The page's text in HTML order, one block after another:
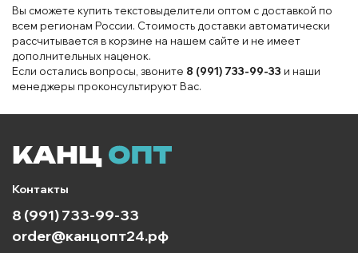
Вы сможете купить текстовыделители оптом с доставкой по
всем регионам России. Стоимость доставки автоматически
рассчитывается в корзине на нашем сайте и не имеет
дополнительных наценок.
Если остались вопросы, звоните 8 (991) 733-99-33 и наши
менеджеры проконсультируют Вас.
Контакты
8 (991) 733-99-33
order@канцопт24.рф